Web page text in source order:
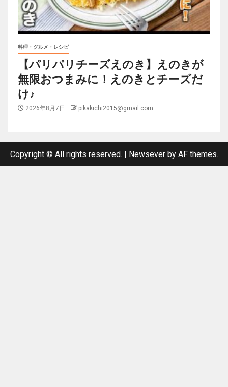
料理・グルメ・レシピ
【パリパリチーズえのき】えのきが
無限おつまみに！えのきとチーズだ
け♪
2026年8月7日 pikakichi2015@gmail.com
Copyright © All rights reserved. | Newseverby AF themes.